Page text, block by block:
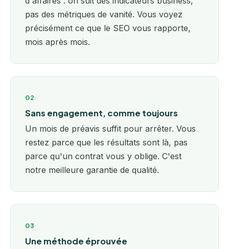
pas des métriques de vanité. Vous voyez
précisément ce que le SEO vous rapporte,
mois après mois.
02
Sans engagement, comme toujours
Un mois de préavis suffit pour arrêter. Vous
restez parce que les résultats sont là, pas
parce qu'un contrat vous y oblige. C'est
notre meilleure garantie de qualité.
03
Une méthode éprouvée